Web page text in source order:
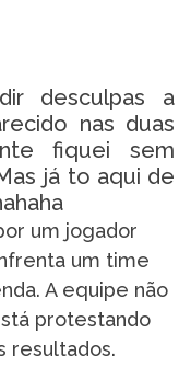
desculpas a
nas duas
fiquei sem
já to aqui de
um jogador
um time
A equipe não
protestando
resultados.